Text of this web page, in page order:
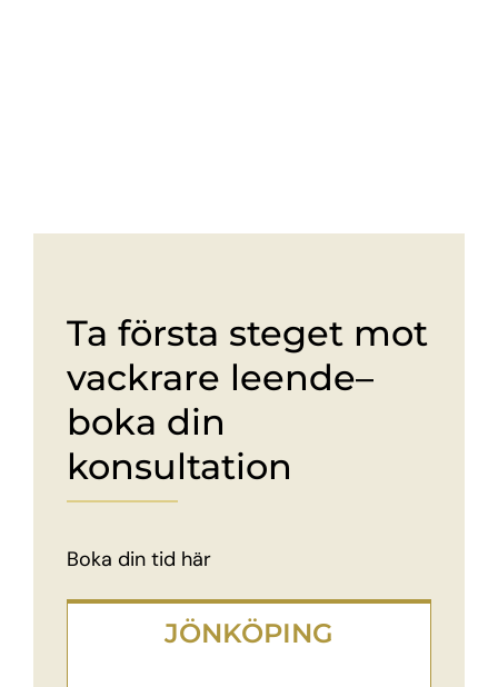
Ta första steget mot
vackrare leende–
boka din
konsultation
Boka din tid här
JÖNKÖPING